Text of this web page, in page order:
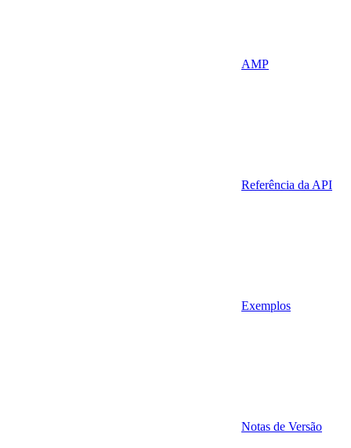
AMP
Referência da API
Exemplos
Notas de Versão